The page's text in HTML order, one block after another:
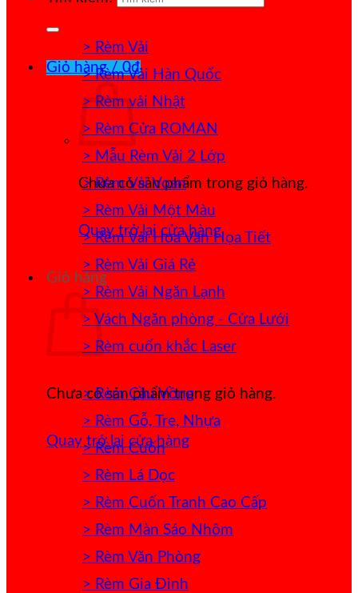
Giỏ hàng /0₫
Chưa có sản phẩm trong giỏ hàng.
Quay trở lại cửa hàng
Giỏ hàng
Chưa có sản phẩm trong giỏ hàng.
Quay trở lại cửa hàng
> Rèm Vải
> Rèm Vải Hàn Quốc
> Rèm vải Nhật
> Rèm Cửa ROMAN
> Mẫu Rèm Vải 2 Lớp
> Rèm Vải Voan
> Rèm Vải Một Màu
> Rèm Vải Hoa Văn Họa Tiết
> Rèm Vải Giá Rẻ
> Rèm Vải Ngăn Lạnh
> Vách Ngăn phòng - Cửa Lưới
> Rèm cuốn khắc Laser
> Rèm Cầu Vồng
> Rèm Gỗ, Tre, Nhựa
> Rèm Cuốn
> Rèm Lá Dọc
> Rèm Cuốn Tranh Cao Cấp
> Rèm Màn Sáo Nhôm
> Rèm Văn Phòng
> Rèm Gia Đình